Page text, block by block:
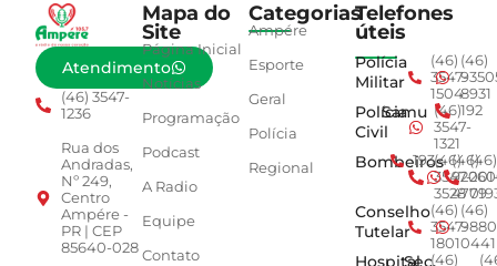
Atendimento
(46) 3547-
1236
Rua dos
Andradas,
Nº 249,
Centro
Ampére -
PR | CEP
85640-028
Mapa do
Site
Página Inicial
Notícias
Programação
Podcast
A Radio
Equipe
Contato
Categorias
Ampére
Esporte
Geral
Polícia
Regional
Telefones
úteis
Polícia
Militar
(46)
3547-
1504
(46)
8931
Polícia
Civil
Samu (46)
3547-
1321
192
Bombeiros
193(46)
3547-
3528
(46)
4779
(46)
Conselho
Tutelar
(46)
3547-
1801
(46)
0441
HospitalSec.(46)